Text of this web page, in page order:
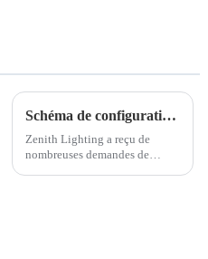
Schéma de configuration des feux de circulation pour une intersection
Zenith Lighting a reçu de
nombreuses demandes de